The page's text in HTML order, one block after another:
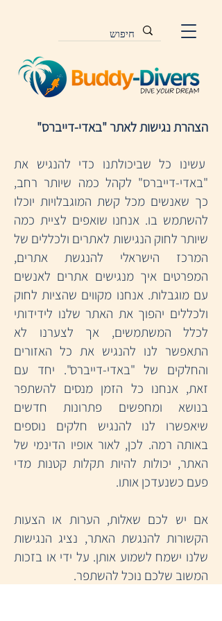
הצהרת נגישות לאתר "באדי-דייברס"
עשינו כל שביכולתנו כדי להנגיש את
"באדי-דייברס" לקהל כמה שיותר רחב,
כך שאנשים מכל קשת המוגבלויות יוכלו
להשתמש בו. אנחנו שואפים לציית כמה
שיותר לחוק הנגישות לאתרים ולכללים של
המרכז הישראלי להנגשת אתרים,
המפרטים איך מנגישים אתרים לאנשים
עם מוגבלות. אנחנו מקווים שהציות לחוק
ולכללים יהפוך את האתר שלנו לידידותי
לכלל המשתמשים, אך לצערנו לא
התאפשר לנו להנגיש את כל האזורים
והחלקים של "באדי-דייברס". יחד עם
זאת, אנחנו כל הזמן מנסים להשתפר
בנושא ומחפשים פתרונות חדשים
שיאפשרו לנו להנגיש חלקים נוספים
באותה רמה. לכן, לאור אופיו הדינמי של
האתר, יכולות להיות תקלות קטנות מדי
פעם כשנעדכן אותו.
אם יש לכם שאלות, הערות או הצעות
הקשורות להנגשת האתר, נציג הנגישות
שלנו ישמח לשמוע אותן. על ידי או בזכות
המשוב שלכם נוכל להשתפר.